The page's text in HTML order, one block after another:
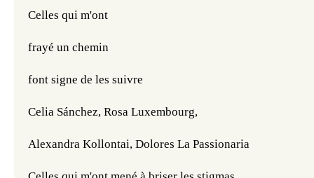
Celles qui m'ont
frayé un chemin
font signe de les suivre
Celia Sánchez, Rosa Luxembourg,
Alexandra Kollontai, Dolores La Passionaria